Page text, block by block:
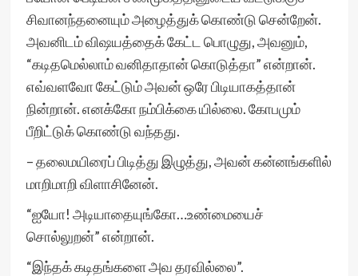
சிவானந்தனையும் அழைத்துக் கொண்டு சென்றேன்.
அவனிடம் விஷயத்தைக் கேட்ட பொழுது, அவனும்,
“கடிதமெல்லாம் வனிதாதான் கொடுத்தா” என்றான்.
எவ்வளவோ கேட்டும் அவன் ஒரே பிடியாகத்தான்
நின்றான். எனக்கோ நம்பிக்கை யில்லை. கோபமும்
பீறிட்டுக் கொண்டு வந்தது.
– தலைமயிரைப் பிடித்து இழுத்து, அவன் கன்னங்களில்
மாறிமாறி விளாசினேன்.
“ஐயோ! அடியாதையுங்கோ…உண்மையைச்
சொல்லுறன்” என்றான்.
“இந்தக் கடிதங்களை அவ தரவில்லை”.